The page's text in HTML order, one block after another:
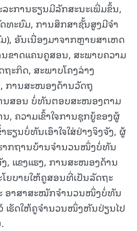
ະການຮຽນມີລັກສະນະເພີ່ມຂຶ້ນ,
ທະຍົມ, ການສຶກສາຊັ້ນສູງມີຈໍາ
ອັນເນື່ອງມາຈາກຫຼາຍສາເຫດ
ຂາດແຄນຄູສອນ, ສະພາບຄວາມ
ະກິດ, ສະພາບໂຄງລ່າງ
ການສະໜອງດ້ານວັດຖຸ
ນສອນ ບໍ່ທັນຕອບສະໜອງຕາມ
, ຄວາມເຂົ້າໃຈການຊຸກຍູ້ຂອງຜູ້
ຽນບໍ່ທັນເອົາໃຈໃສ່ຢ່າງຈິງຈັງ, ຜູ້
ກຖານບ້ານຈໍານວນໜຶ່ງບໍ່ທັນ
, ແຂງແຮງ, ການສະໜອງດ້ານ
ຍບາຍໃຫ້ຄູສອນທີ່ເປັນລັດຖະ
ອາສາສະໝັກຈໍານວນໜຶ່ງບໍ່ທັນ
ເຮັດໃຫ້ຄູຈໍານວນໜຶ່ງຫັນປ່ຽນໄປ